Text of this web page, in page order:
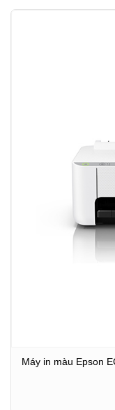
Máy in màu Epson